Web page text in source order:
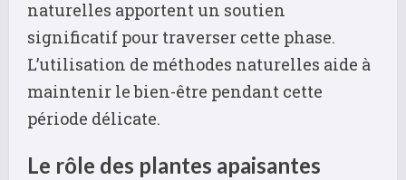
naturelles apportent un soutien
significatif pour traverser cette phase.
L’utilisation de méthodes naturelles aide à
maintenir le bien-être pendant cette
période délicate.
Le rôle des plantes apaisantes